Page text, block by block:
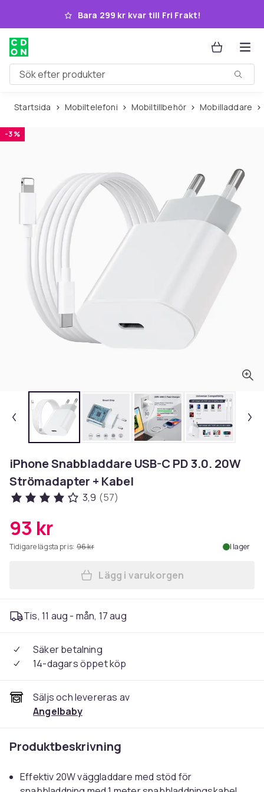
Hoppa till huvudinnehållet
Bara 299 kr kvar till Fri Frakt!
Sök efter produkter
Startsida Mobiltelefoni Mobiltillbehör Mobilladdare
-3 %
iPhone Snabbladdare USB-C PD 3.0. 20W
Strömadapter + Kabel
3,9 (57)
93 kr
Tidigare lägsta pris: 96 kr I lager
Lägg till iPhone
Lägg i varukorgen
Tis, 11 aug - mån, 17 aug
Säker betalning
14-dagars öppet köp
Säljs och levereras av
Angelbaby
Produktbeskrivning
Effektiv 20W väggladdare med stöd för